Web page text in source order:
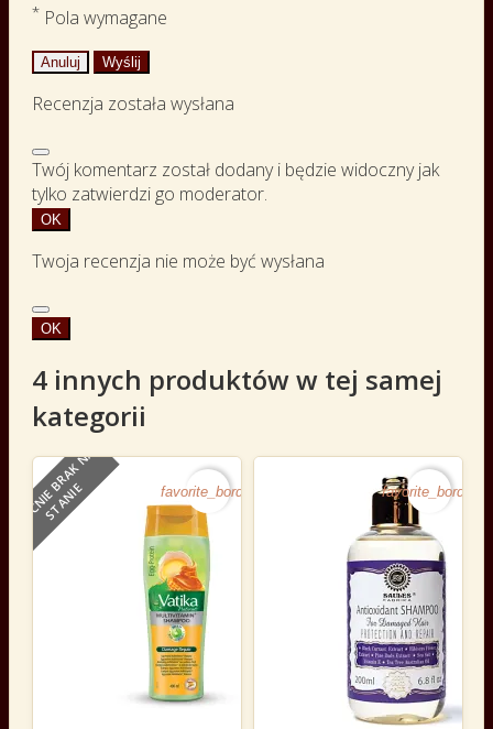
* Pola wymagane
Anuluj Wyślij
Recenzja została wysłana
Twój komentarz został dodany i będzie widoczny jak
tylko zatwierdzi go moderator.
OK
Twoja recenzja nie może być wysłana
OK
4 innych produktów w tej samej
kategorii
O
B
E
C
N
I
E
B
R
A
K
N
A
S
T
A
N
I
E favorite_border favorite_border